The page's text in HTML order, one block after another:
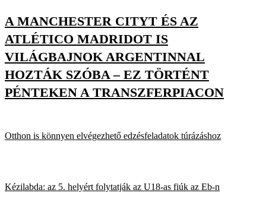
A MANCHESTER CITYT ÉS AZ
ATLÉTICO MADRIDOT IS
VILÁGBAJNOK ARGENTINNAL
HOZTÁK SZÓBA – EZ TÖRTÉNT
PÉNTEKEN A TRANSZFERPIACON
Otthon is könnyen elvégezhető edzésfeladatok túrázáshoz
Kézilabda: az 5. helyért folytatják az U18-as fiúk az Eb-n